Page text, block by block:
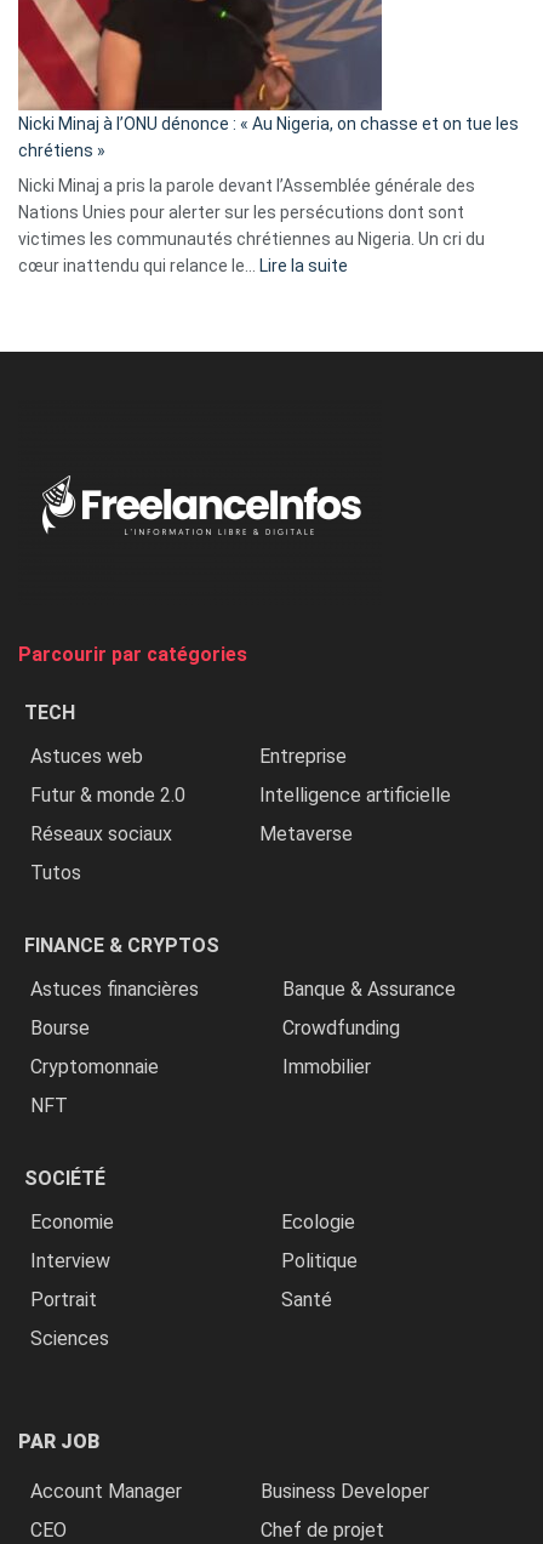
a
tout
parle
ses
tripes »
Nicki Minaj à l’ONU dénonce : « Au Nigeria, on chasse et on tue les
chrétiens »
Nicki Minaj a pris la parole devant l’Assemblée générale des
Nations Unies pour alerter sur les persécutions dont sont
victimes les communautés chrétiennes au Nigeria. Un cri du
cœur inattendu qui relance le… Lire la suite
Nigeria,
Parcourir par catégories
TECH
Astuces web
Entreprise
Futur & monde 2.0
Intelligence artificielle
Réseaux sociaux
Metaverse
Tutos
FINANCE & CRYPTOS
Astuces financières
Banque & Assurance
Bourse
Crowdfunding
Cryptomonnaie
Immobilier
NFT
SOCIÉTÉ
Economie
Ecologie
Interview
Politique
Portrait
Santé
Sciences
PAR JOB
Account Manager
Business Developer
CEO
Chef de projet